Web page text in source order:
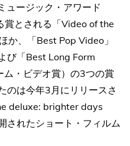
ュージック・アワード
賞とされる「Video of the
か、「Best Pop Video」
び「Best Long Form
・ビデオ賞）の3つの賞
のは今年3月にリリースさ
deluxe: brighter days
されたショート・フィルム